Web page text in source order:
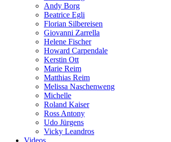
Andy Borg
Beatrice Egli
Florian Silbereisen
Giovanni Zarrella
Helene Fischer
Howard Carpendale
Kerstin Ott
Marie Reim
Matthias Reim
Melissa Naschenweng
Michelle
Roland Kaiser
Ross Antony
Udo Jürgens
Vicky Leandros
Videos